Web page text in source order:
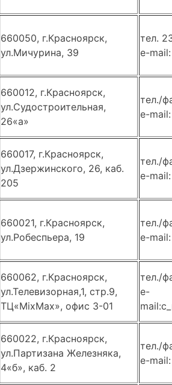
660050, г.Красноярск,
ул.Мичурина, 39
тел.
e-
660012, г.Красноярск,
ул.Судостроительная,
26«а»
тел./
e-
660017, г.Красноярск,
ул.Дзержинского, 26, каб.
205
тел./
e-
660021, г.Красноярск,
ул.Робеспьера, 19
тел./
e-
660062, г.Красноярск,
ул.Телевизорная,1, стр.9,
ТЦ«MixMax», офис 3-01
тел./
e-
660022, г.Красноярск,
ул.Партизана Железняка,
4«б», каб. 2
тел./
e-